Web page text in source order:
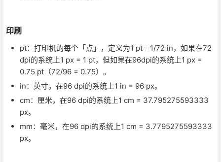
印刷
pt：打印机的每个「点」，定义为1 pt＝1/72 in，如果在72
dpi的系统上1 px = 1 pt，但如果在96dpi的系统上1 px =
0.75 pt（72/96 = 0.75）。
in：英寸，在96 dpi的系统上1 in = 96 px。
cm：厘米，在96 dpi的系统上1 cm = 37.795275593333
px。
mm：毫米，在96 dpi的系统上1 cm = 3.7795275593333
px。